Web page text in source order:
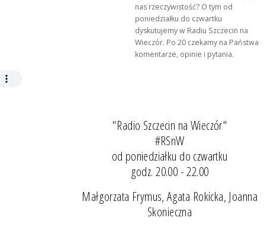
nas rzeczywistość? O tym od
poniedziałku do czwartku
dyskutujemy w Radiu Szczecin na
Wieczór. Po 20 czekamy na Państwa
komentarze, opinie i pytania.
"Radio Szczecin na Wieczór"
#RSnW
od poniedziałku do czwartku
godz. 20.00 - 22.00
Małgorzata Frymus, Agata Rokicka, Joanna
Skonieczna